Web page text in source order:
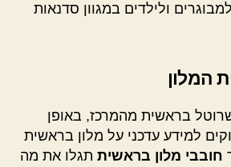
ולילדים במגוון סדנאות
המלון
בראשית מהמרכז, באופן
למידע עדכני על מלון בראשית
חובבי מלון בראשית תגלו את מה